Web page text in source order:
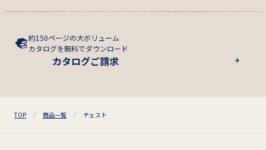
約150ページの大ボリューム
カタログを無料でダウンロード
カタログご請求
TOP 商品一覧 チェスト